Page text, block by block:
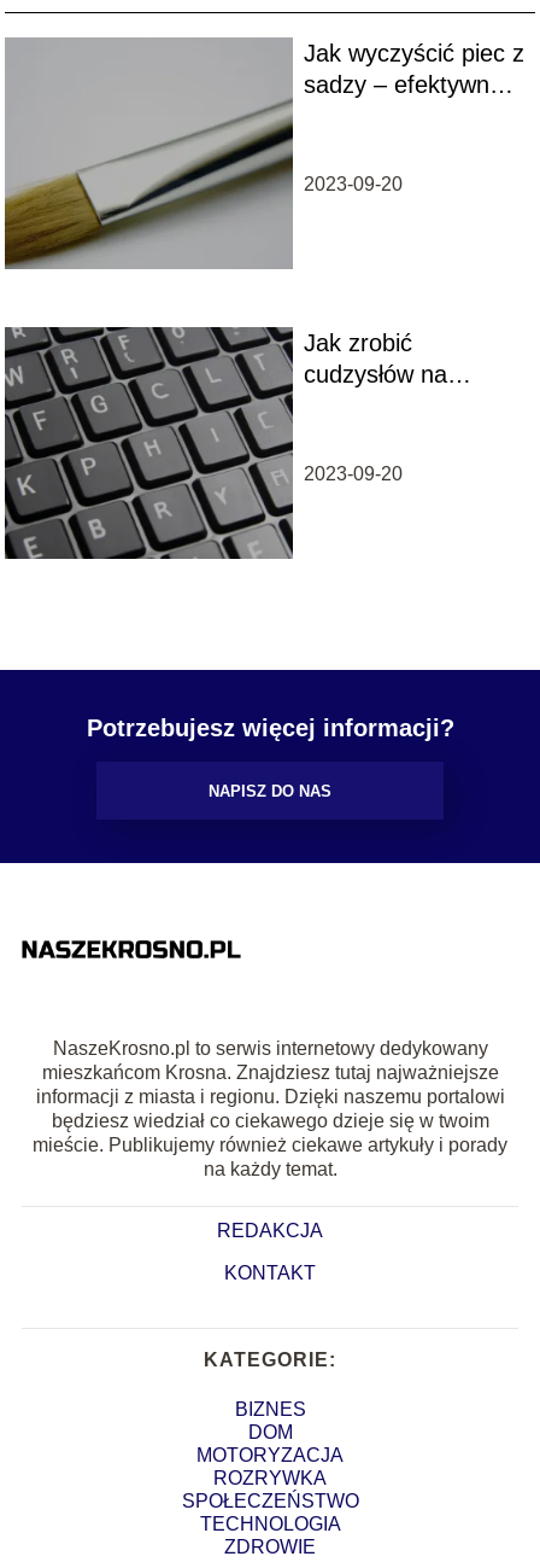
Jak wyczyścić piec z
sadzy – efektywne
2023-09-20
Jak zrobić
cudzysłów na
2023-09-20
Potrzebujesz więcej informacji?
NAPISZ DO NAS
NaszeKrosno.pl to serwis internetowy dedykowany
mieszkańcom Krosna. Znajdziesz tutaj najważniejsze
informacji z miasta i regionu. Dzięki naszemu portalowi
będziesz wiedział co ciekawego dzieje się w twoim
mieście. Publikujemy również ciekawe artykuły i porady
na każdy temat.
REDAKCJA
KONTAKT
KATEGORIE:
BIZNES
DOM
MOTORYZACJA
ROZRYWKA
SPOŁECZEŃSTWO
TECHNOLOGIA
ZDROWIE